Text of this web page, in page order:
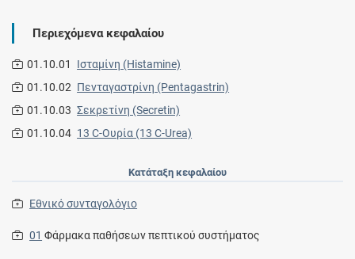
Περιεχόμενα κεφαλαίου
01.10.01 Ισταμίνη (Histamine)
01.10.02 Πενταγαστρίνη (Pentagastrin)
01.10.03Σεκρετίνη (Secretin)
01.10.04 13 C-Ουρία (13 C-Urea)
Κατάταξη κεφαλαίου
Εθνικό συνταγολόγιο
01 Φάρμακα παθήσεων πεπτικού συστήματος